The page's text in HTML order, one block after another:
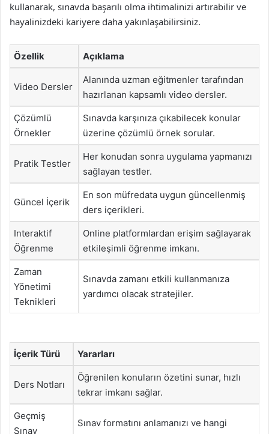
kullanarak, sınavda başarılı olma ihtimalinizi artırabilir ve
hayalinizdeki kariyere daha yakınlaşabilirsiniz.
Özellik Açıklama
Video Dersler
Alanında uzman eğitmenler tarafından
hazırlanan kapsamlı video dersler.
Çözümlü
Örnekler
Sınavda karşınıza çıkabilecek konular
üzerine çözümlü örnek sorular.
Pratik Testler
Her konudan sonra uygulama yapmanızı
sağlayan testler.
Güncel İçerik
En son müfredata uygun güncellenmiş
ders içerikleri.
Interaktif
Öğrenme
Online platformlardan erişim sağlayarak
etkileşimli öğrenme imkanı.
Zaman
Yönetimi
Teknikleri
Sınavda zamanı etkili kullanmanıza
yardımcı olacak stratejiler.
İçerik Türü Yararları
Ders Notları
Öğrenilen konuların özetini sunar, hızlı
tekrar imkanı sağlar.
Geçmiş
Sınav
Sınav formatını anlamanızı ve hangi